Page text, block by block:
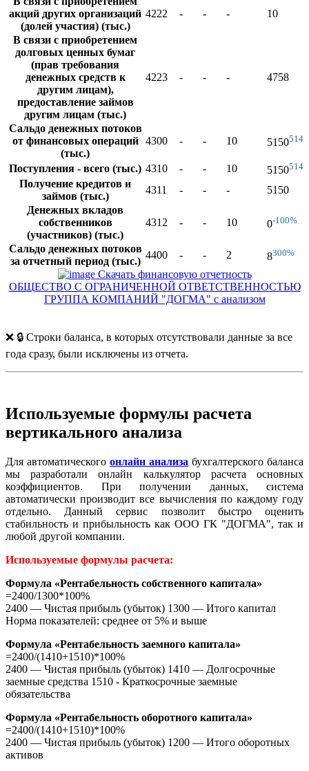
акций других организаций
(долей участия) (тыс.)
4222 - - - 10
В связи с приобретением
долговых ценных бумаг
(прав требования
денежных средств к
другим лицам),
предоставление займов
другим лицам (тыс.)
4223 - - - 4758
Сальдо денежных потоков
от финансовых операций
(тыс.)
4300 - - 10 5150
Поступления - всего (тыс.) 4310 - - 10 5150
Получение кредитов и
займов (тыс.)
4311 - - -
5150
Денежных вкладов
собственников
(участников) (тыс.)
4312 - - 10 0-100%
Сальдо денежных потоков
за отчетный период (тыс.)
4400 - - 2 8300%
Скачать финансовую отчетность
ОБЩЕСТВО С ОГРАНИЧЕННОЙ ОТВЕТСТВЕННОСТЬЮ
ГРУППА КОМПАНИЙ "ДОГМА" с анализом
❌ 🔒 Строки баланса, в которых отсутствовали данные за все
года сразу, были исключены из отчета.
Используемые формулы расчета
вертикального анализа
Для автоматического онлайн анализа бухгалтерского баланса
мы разработали онлайн калькулятор расчета основных
коэффициентов. При получении данных, система
автоматически производит все вычисления по каждому году
отдельно. Данный сервис позволит быстро оценить
стабильность и прибыльность как ООО ГК "ДОГМА", так и
любой другой компании.
Используемые формулы расчета:
Формула «Рентабельность собственного капитала»
=2400/1300*100%
2400 — Чистая прибыль (убыток) 1300 — Итого капитал
Норма показателей: среднее от 5% и выше
Формула «Рентабельность заемного капитала»
=2400/(1410+1510)*100%
2400 — Чистая прибыль (убыток) 1410 — Долгосрочные
заемные средства 1510 - Краткосрочные заемные
обязательства
Формула «Рентабельность оборотного капитала»
=2400/(1410+1510)*100%
2400 — Чистая прибыль (убыток) 1200 — Итого оборотных
активов